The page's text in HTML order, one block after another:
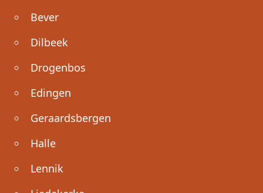
Bever
Dilbeek
Drogenbos
Edingen
Geraardsbergen
Halle
Lennik